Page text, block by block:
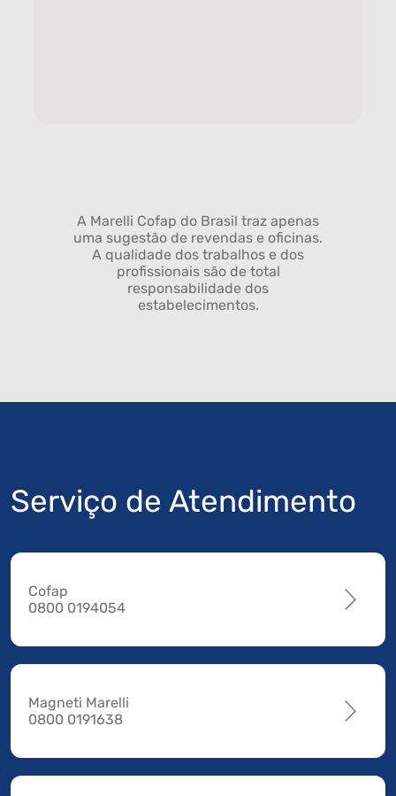
A Marelli Cofap do Brasil traz apenas
uma sugestão de revendas e oficinas.
A qualidade dos trabalhos e dos
profissionais são de total
responsabilidade dos
estabelecimentos.
Serviço de Atendimento
Cofap
0800 0194054
Magneti Marelli
0800 0191638